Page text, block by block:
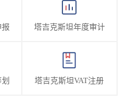
塔吉克斯坦年度审计
塔吉克斯坦VAT注册